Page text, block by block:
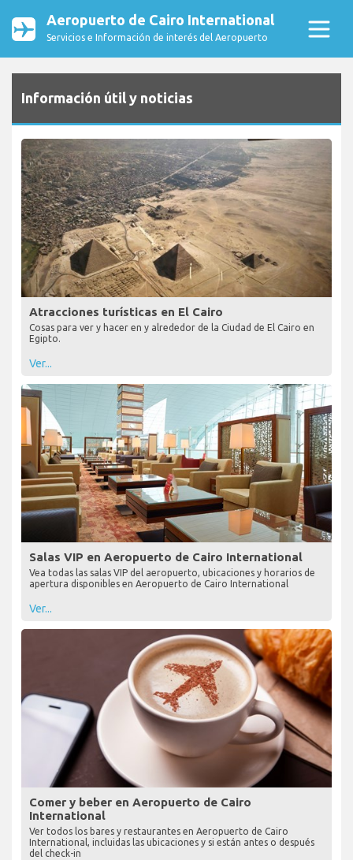
Aeropuerto de Cairo International
Servicios e Información de interés del Aeropuerto
Información útil y noticias
Atracciones turísticas en El Cairo
Cosas para ver y hacer en y alrededor de la Ciudad de El Cairo en
Egipto.
Ver...
Salas VIP en Aeropuerto de Cairo International
Vea todas las salas VIP del aeropuerto, ubicaciones y horarios de
apertura disponibles en Aeropuerto de Cairo International
Ver...
Comer y beber en Aeropuerto de Cairo
International
Ver todos los bares y restaurantes en Aeropuerto de Cairo
International, incluidas las ubicaciones y si están antes o después
del check-in